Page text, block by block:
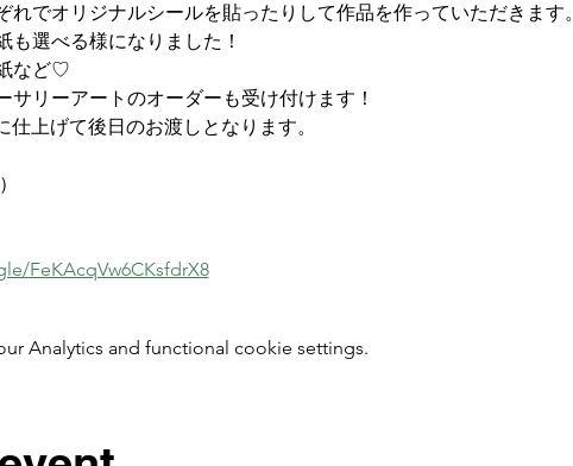
でオリジナルシールを貼ったりして作品を作っていただきます。
選べる様になりました！
など♡
リーアートのオーダーも受け付けます！
上げて後日のお渡しとなります。
FeKAcqVw6CKsfdrX8
Analytics and functional cookie settings.